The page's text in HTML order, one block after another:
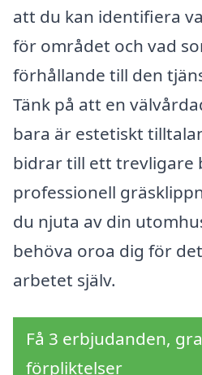
att du kan identifiera
för området och vad
förhållande till den
Tänk på att en
bara är estetiskt
bidrar till ett trevligare
professionell
du njuta av din
behöva oroa dig för
arbetet själv.
Få 3 erbjudanden,
förpliktelser